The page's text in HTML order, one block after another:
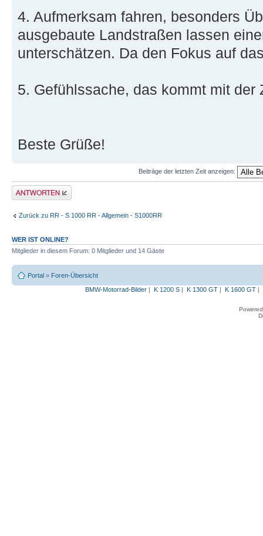
4. Aufmerksam fahren, besonders
ausgebaute Landstraßen lassen
unterschätzen. Da den Fokus auf
5. Gefühlssache, das kommt mit der
Beste Grüße!
Beiträge der letzten Zeit anzeigen:
Antwort erstellen
Zurück zu RR - S 1000 RR - Allgemein - S1000RR
WER IST ONLINE?
Mitglieder in diesem Forum: 0 Mitglieder und 14 Gäste
Portal » Foren-Übersicht
BMW-Motorrad-Bilder| K 1200 S| K 1300 GT| K 1600 GT|